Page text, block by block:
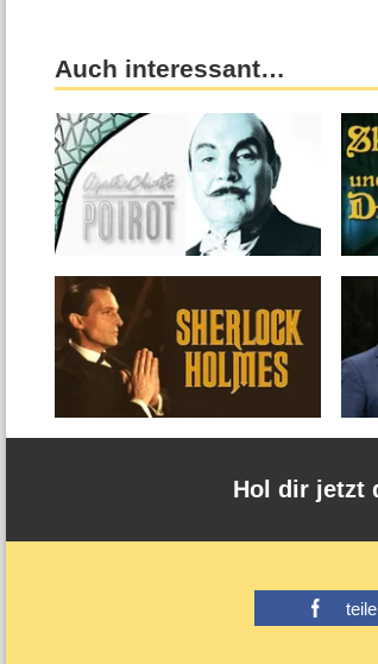
Auch interessant…
Hol dir jetzt